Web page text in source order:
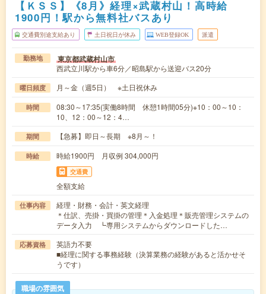
【ＫＳＳ】《8月》経理×武蔵村山！高時給
1900円！駅から無料社バスあり
交通費別途支給あり 土日祝日が休み WEB登録OK 派遣
勤務地 東京都武蔵村山市
西武立川駅から車6分／昭島駅から送迎バス20分
曜日頻度 月～金（週5日） ※土日祝休み
時間
08:30～17:35(実働8時間 休憩1時間05分)※10：00～10：
10、12：00～12：4…
期間 【急募】即日～長期 ※8月～！
時給 時給1900円 月収例 304,000円
交通費
全額支給
仕事内容
経理・財務・会計・英文経理
＊仕訳、売掛・買掛の管理＊入金処理＊販売管理システムの
データ入力 ┗専用システムからダウンロードした…
応募資格
英語力不要
■経理に関する事務経験（決算業務の経験があると活かせそ
うです）
職場の雰囲気